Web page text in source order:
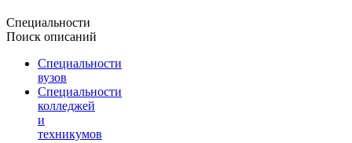
Специальности
Поиск описаний
Специальности
вузов
Специальности
колледжей
и
техникумов